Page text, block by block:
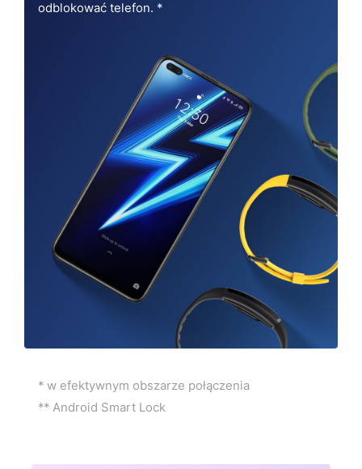
odblokować telefon. *
* w efektywnym obszarze połączenia
** Android Smart Lock